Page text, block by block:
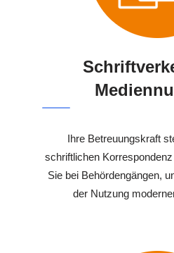
Ihre Betreuungskraft
schriftlichen
Sie bei Behördengängen,
der Nutzung